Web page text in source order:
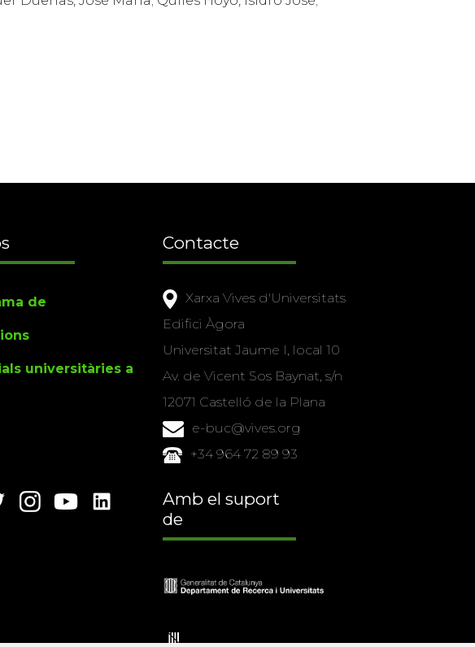
de
universitàries a
Contacte
Xarxa Vives d'Universitats
Edifici Àgora
Universitat Jaume I, local 10
Av. de Vicent Sos Baynat, s/n
12071 Castelló de la Plana
e-buc@vives.org
+34 964 72 89 93
Amb el suport
de